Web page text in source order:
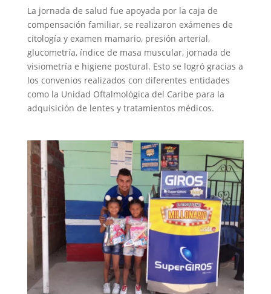
La jornada de salud fue apoyada por la caja de
compensación familiar, se realizaron exámenes de
citología y examen mamario, presión arterial,
glucometría, índice de masa muscular, jornada de
visiometría e higiene postural. Esto se logró gracias a
los convenios realizados con diferentes entidades
como la Unidad Oftalmológica del Caribe para la
adquisición de lentes y tratamientos médicos.